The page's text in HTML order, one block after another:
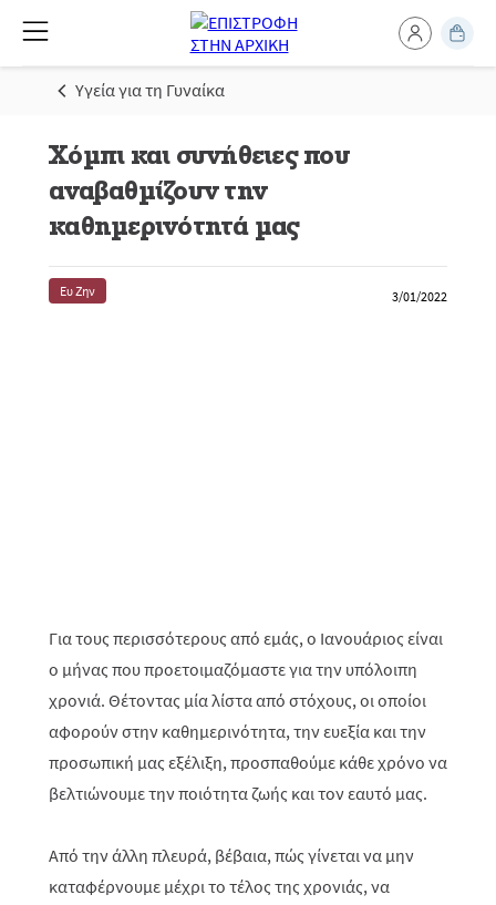
Υγεία για τη Γυναίκα
Χόμπι και συνήθειες που
αναβαθμίζουν την
καθημερινότητά μας
Ευ Ζην 3/01/2022
Για τους περισσότερους από εμάς, ο Ιανουάριος είναι
ο μήνας που προετοιμαζόμαστε για την υπόλοιπη
χρονιά. Θέτοντας μία λίστα από στόχους, οι οποίοι
αφορούν στην καθημερινότητα, την ευεξία και την
προσωπική μας εξέλιξη, προσπαθούμε κάθε χρόνο να
βελτιώνουμε την ποιότητα ζωής και τον εαυτό μας.
Από την άλλη πλευρά, βέβαια, πώς γίνεται να μην
καταφέρνουμε μέχρι το τέλος της χρονιάς, να